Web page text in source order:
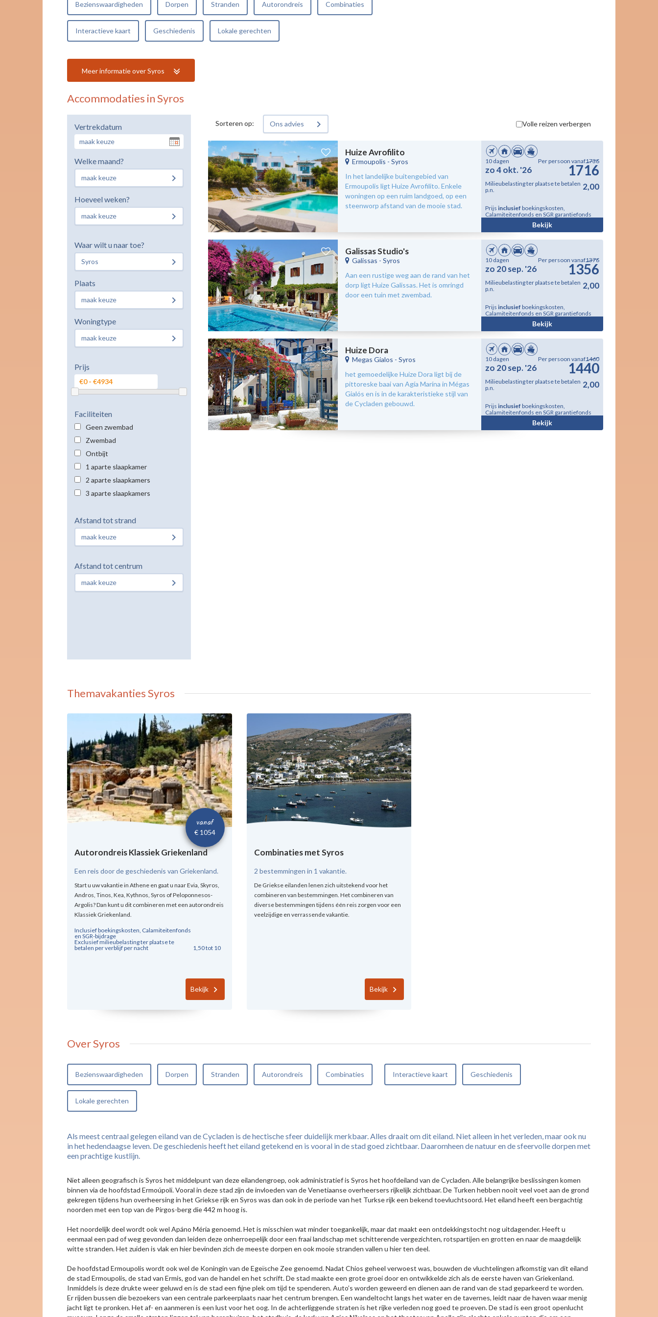
Bezienswaardigheden Dorpen Stranden Autorondreis Combinaties
Interactieve kaart Geschiedenis Lokale gerechten
Meer informatie over Syros
Accommodaties in Syros
Vertrekdatum
Welke maand?
maak keuze
Hoeveel weken?
maak keuze
Waar wilt u naar toe?
Syros
Plaats
maak keuze
Woningtype
maak keuze
Prijs
Faciliteiten
Geen zwembad
Zwembad
Ontbijt
1 aparte slaapkamer
2 aparte slaapkamers
3 aparte slaapkamers
Afstand tot strand
maak keuze
Afstand tot centrum
maak keuze
Sorteren op: Ons advies Volle reizen verbergen
Huize Avrofilito
Ermoupolis -Syros
In het landelijke buitengebied van
Ermoupolis ligt Huize Avrofilito. Enkele
woningen op een ruim landgoed, op een
steenworp afstand van de mooie stad.
10 dagen
zo 4 okt. '26
Per persoon vanaf1736
1716
Milieubelasting ter plaatse te betalen
p.n.
2,00
Prijs inclusief boekingskosten,
Calamiteitenfonds en SGR garantiefonds
Bekijk
Galissas Studio's
Galissas -Syros
Aan een rustige weg aan de rand van het
dorp ligt Huize Galissas. Het is omringd
door een tuin met zwembad.
10 dagen
zo 20 sep. '26
Per persoon vanaf1376
1356
Milieubelasting ter plaatse te betalen
p.n.
2,00
Prijs inclusief boekingskosten,
Calamiteitenfonds en SGR garantiefonds
Bekijk
Huize Dora
Megas Gialos -Syros
het gemoedelijke Huize Dora ligt bij de
pittoreske baai van Agía Marína in Mégas
Gialós en is in de karakteristieke stijl van
de Cycladen gebouwd.
10 dagen
zo 20 sep. '26
Per persoon vanaf1460
1440
Milieubelasting ter plaatse te betalen
p.n.
2,00
Prijs inclusief boekingskosten,
Calamiteitenfonds en SGR garantiefonds
Bekijk
Themavakanties Syros
vanaf
€ 1054
Autorondreis Klassiek Griekenland
Een reis door de geschiedenis van Griekenland.
Start u uw vakantie in Athene en gaat u naar Evia, Skyros,
Andros, Tinos, Kea, Kythnos, Syros of Peloponnesos-
Argolis? Dan kunt u dit combineren met een autorondreis
Klassiek Griekenland.
Inclusief boekingskosten, Calamiteitenfonds
en SGR-bijdrage
Exclusief milieubelasting ter plaatse te
betalen per verblijf per nacht
1,50 tot 10
Bekijk
Combinaties met Syros
2 bestemmingen in 1 vakantie.
De Griekse eilanden lenen zich uitstekend voor het
combineren van bestemmingen. Het combineren van
diverse bestemmingen tijdens één reis zorgen voor een
veelzijdige en verrassende vakantie.
Bekijk
Over Syros
Bezienswaardigheden Dorpen Stranden Autorondreis Combinaties Interactieve kaart Geschiedenis
Lokale gerechten
Als meest centraal gelegen eiland van de Cycladen is de hectische sfeer duidelijk merkbaar. Alles draait om dit eiland. Niet alleen in het verleden, maar ook nu
in het hedendaagse leven. De geschiedenis heeft het eiland getekend en is vooral in de stad goed zichtbaar. Daaromheen de natuur en de sfeervolle dorpen met
een prachtige kustlijn.
Niet alleen geografisch is Syros het middelpunt van deze eilandengroep, ook administratief is Syros het hoofdeiland van de Cycladen. Alle belangrijke beslissingen komen
binnen via de hoofdstad Ermoúpoli. Vooral in deze stad zijn de invloeden van de Venetiaanse overheersers rijkelijk zichtbaar. De Turken hebben nooit veel voet aan de grond
gekregen tijdens hun overheersing in het Griekse rijk en Syros was dan ook in de periode van het Turkse rijk een bekend toevluchtsoord. Het eiland heeft een bergachtig
noorden met een top van de Pirgos-berg die 442 m hoog is.
Het noordelijk deel wordt ook wel Apáno Méria genoemd. Het is misschien wat minder toegankelijk, maar dat maakt een ontdekkingstocht nog uitdagender. Heeft u
eenmaal een pad of weg gevonden dan leiden deze onherroepelijk door een fraai landschap met schitterende vergezichten, rotspartijen en grotten en naar de maagdelijk
witte stranden. Het zuiden is vlak en hier bevinden zich de meeste dorpen en ook mooie stranden vallen u hier ten deel.
De hoofdstad Ermoupolis wordt ook wel de Koningin van de Egeïsche Zee genoemd. Nadat Chios geheel verwoest was, bouwden de vluchtelingen afkomstig van dit eiland
de stad Ermoupolis, de stad van Ermis, god van de handel en het schrift. De stad maakte een grote groei door en ontwikkelde zich als de eerste haven van Griekenland.
Inmiddels is deze drukte weer geluwd en is de stad een fijne plek om tijd te spenderen. Auto’s worden geweerd en dienen aan de rand van de stad geparkeerd te worden.
Er rijden bussen die bezoekers van een centrale parkeerplaats naar het centrum brengen. Een wandeltocht langs het water en de tavernes, leidt naar de haven waar menig
jacht ligt te pronken. Het af- en aanmeren is een lust voor het oog. In de achterliggende straten is het rijke verleden nog goed te proeven. De stad is een groot openlucht